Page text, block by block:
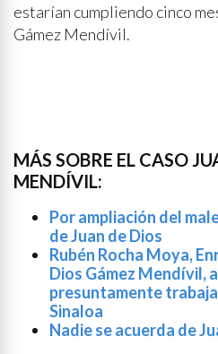
estarían cumpliendo cinco
Gámez Mendívil.
MÁS SOBRE EL CASO
MENDÍVIL:
Por ampliación del
de Juan de Dios
Rubén Rocha Moya,
Dios Gámez Mendívil,
presuntamente
Sinaloa
Nadie se acuerda de